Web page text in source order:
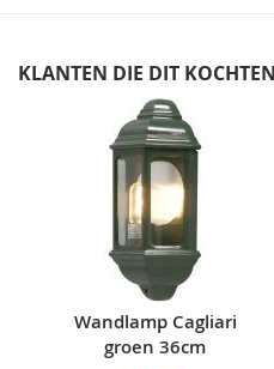
KLANTEN DIE DIT
carousel
Wandlamp Cagliari
groen 36cm